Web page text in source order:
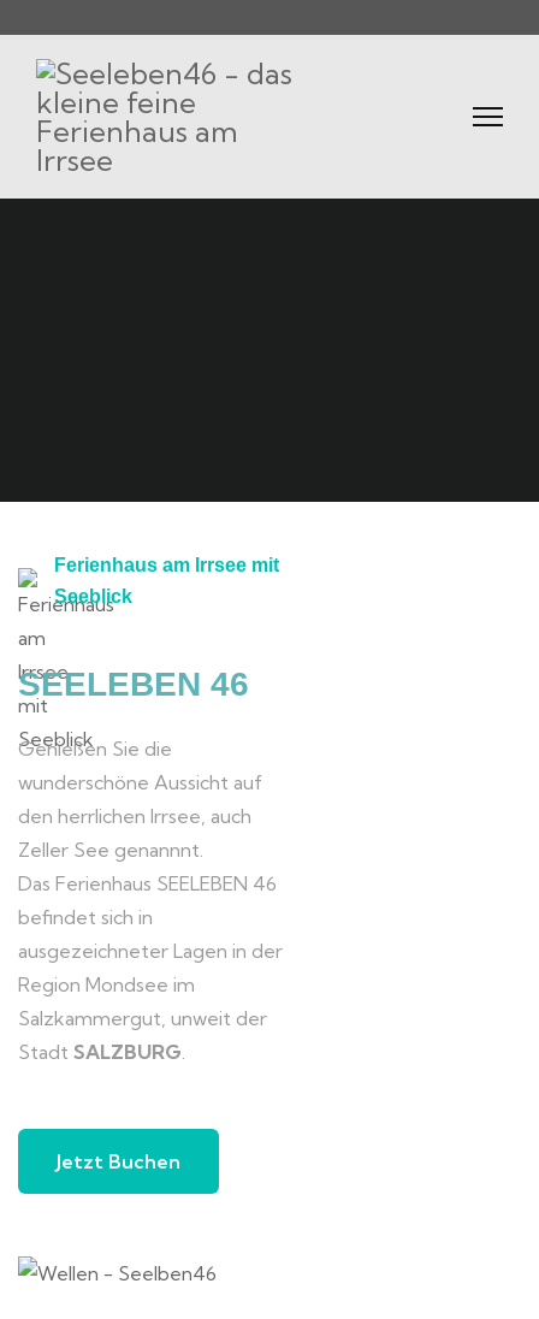
Ferienhaus am Irrsee mit
Seeblick
SEELEBEN 46
Genießen Sie die
wunderschöne Aussicht auf
den herrlichen Irrsee, auch
Zeller See genannnt.
Das Ferienhaus SEELEBEN 46
befindet sich in
ausgezeichneter Lagen in der
Region Mondsee im
Salzkammergut, unweit der
Stadt SALZBURG.
Jetzt Buchen